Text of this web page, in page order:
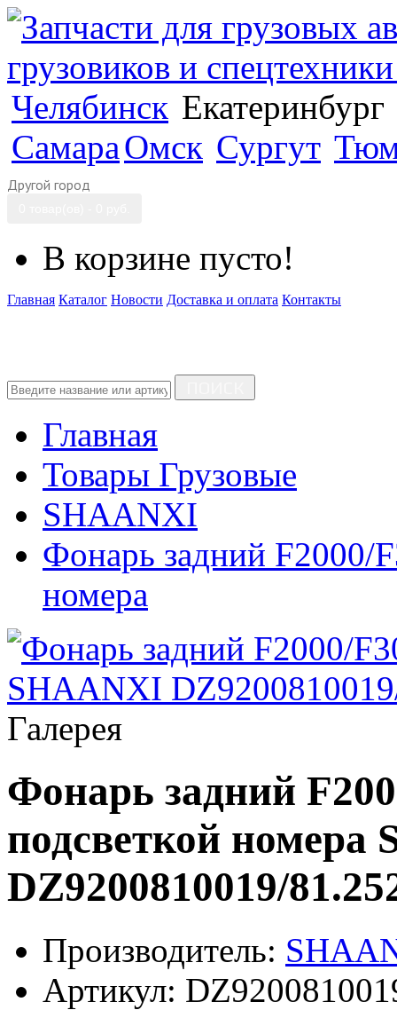
Челябинск Екатеринбург
СамараОмск Сургут
Другой город
В корзине пусто!
Главная Каталог Новости Доставка и оплата Контакты
Главная
Товары Грузовые
SHAANXI
Фонарь задний F2000/
номера
Галерея
Фонарь задний
подсветкой номера
DZ9200810019/
Производитель:
Артикул: